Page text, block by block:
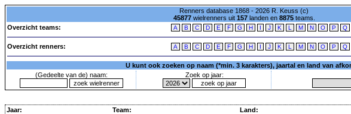
Renners database 1868 - 2026 R. Keuss (c)
45877wielrenners uit 157landen en 8875teams.
Overzicht teams:
A B C D E F G H I J K L M N O P Q
Overzicht renners: A B C D E F G H I J K L M N O P Q
U kunt ook zoeken op naam (*min. 3 karakters), jaartal en land van
(Gedeelte van de) naam:
Zoek op jaar:
Jaar: Team: Land: